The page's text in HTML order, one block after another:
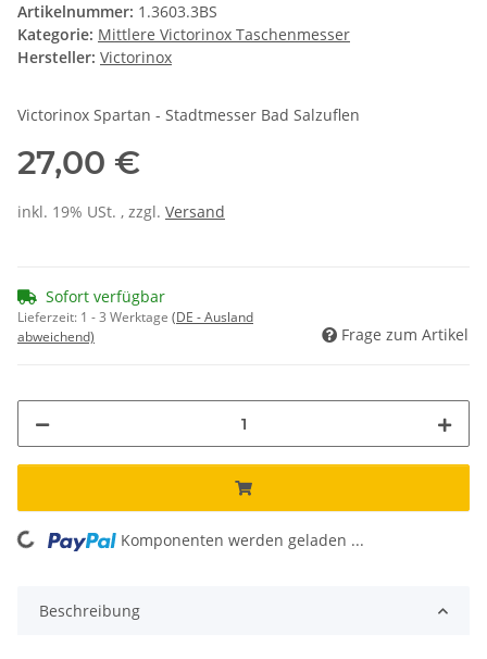
Artikelnummer: 1.3603.3BS
Kategorie: Mittlere Victorinox Taschenmesser
Hersteller: Victorinox
Victorinox Spartan - Stadtmesser Bad Salzuflen
27,00 €
inkl. 19% USt. , zzgl. Versand
Sofort verfügbar
Lieferzeit: 1 - 3 Werktage (DE - Ausland
abweichend)
Frage zum Artikel
Loading... Komponenten werden geladen ...
Beschreibung